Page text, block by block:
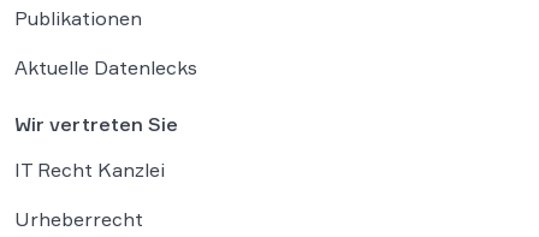
Publikationen
Aktuelle Datenlecks
Wir vertreten Sie
IT Recht Kanzlei
Urheberrecht